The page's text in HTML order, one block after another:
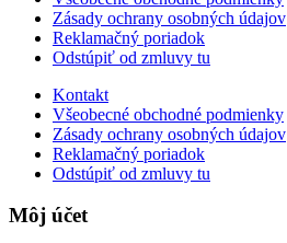
Zásady ochrany osobných údajov
Reklamačný poriadok
Odstúpiť od zmluvy tu
Kontakt
Všeobecné obchodné podmienky
Zásady ochrany osobných údajov
Reklamačný poriadok
Odstúpiť od zmluvy tu
Môj účet